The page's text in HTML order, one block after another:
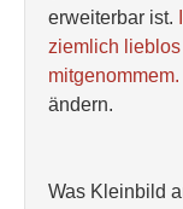
erweiterbar ist.
ziemlich
mitgenommem.
ändern.
Was Kleinbild